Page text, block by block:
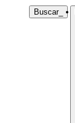
Buscar_